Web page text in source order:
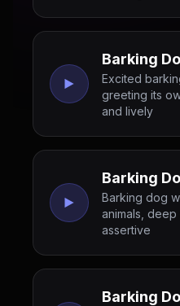
Barking
Excited
greeting its
and lively
Barking
Barking dog
animals, deep
assertive
Barking